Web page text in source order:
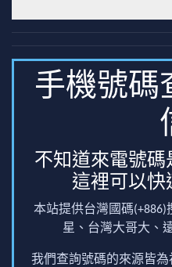
手機號碼
不知道來電號碼
這裡可以快
本站提供台灣國碼
星、台灣大哥大、
我們查詢號碼的來源皆